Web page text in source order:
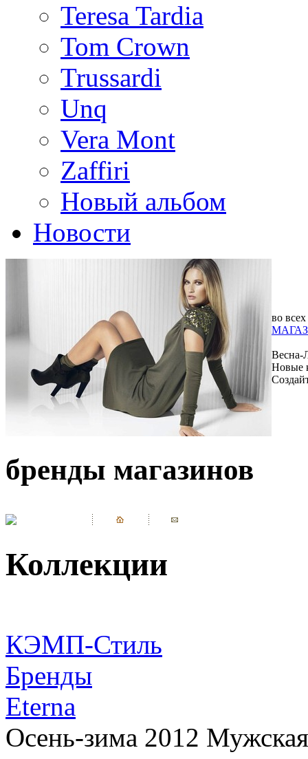
Teresa Tardia
Tom Crown
Trussardi
Unq
Vera Mont
Zaffiri
Новый альбом
Новости
во всех
Весна-
Новые
бренды магазинов
Коллекции
КЭМП-Стиль
Бренды
Eterna
Осень-зима 2012